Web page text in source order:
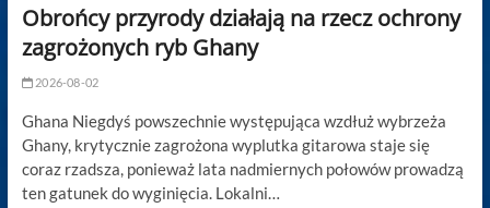
Obrońcy przyrody działają na rzecz ochrony
zagrożonych ryb Ghany
2026-08-02
Ghana Niegdyś powszechnie występująca wzdłuż wybrzeża
Ghany, krytycznie zagrożona wyplutka gitarowa staje się
coraz rzadsza, ponieważ lata nadmiernych połowów prowadzą
ten gatunek do wyginięcia. Lokalni…